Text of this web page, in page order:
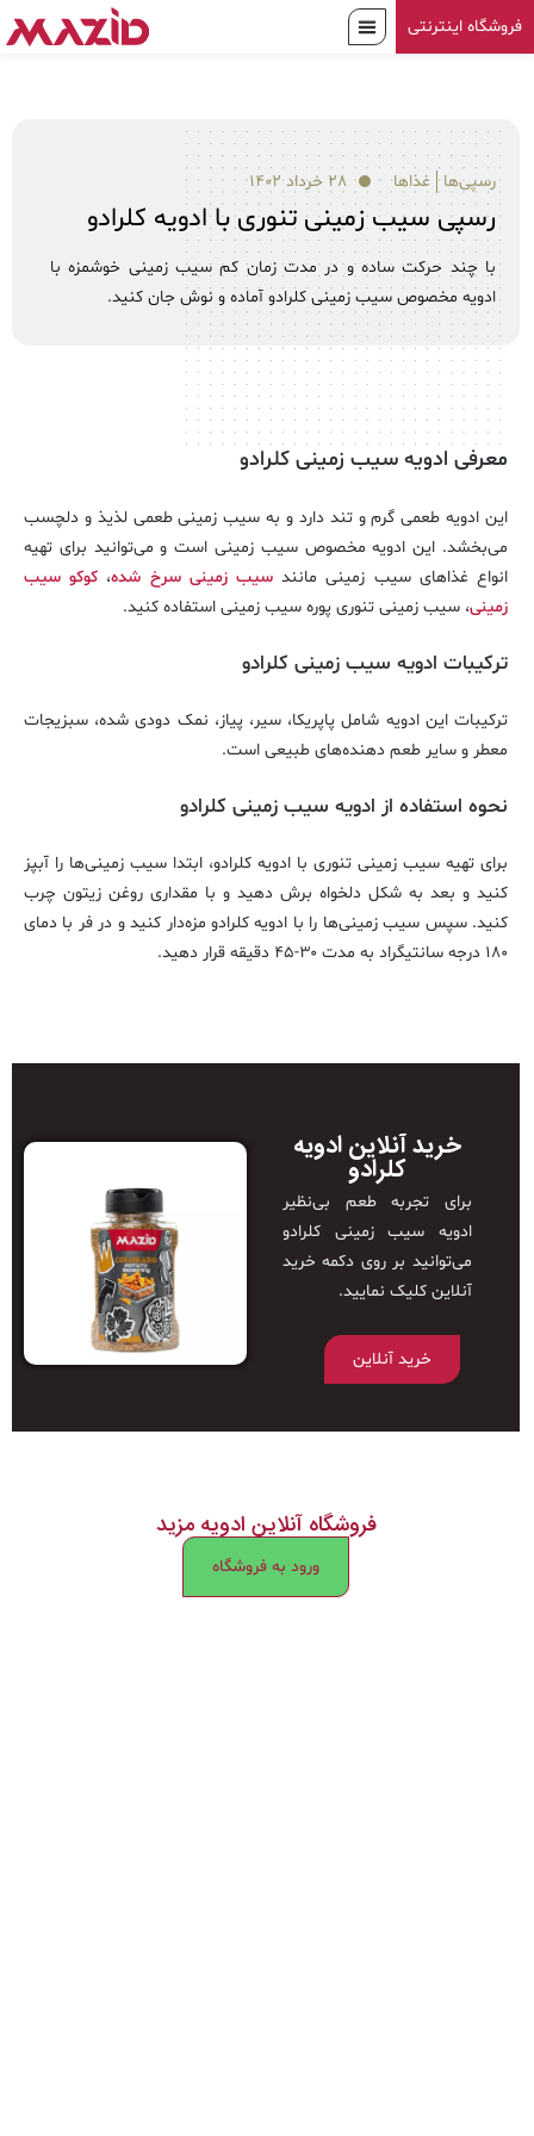
فروشگاه اینترنتی
رسپی‌ها غذاها ۲۸ خرداد ۱۴۰۲
رسپی سیب زمینی تنوری با ادویه کلرادو
با چند حرکت ساده و در مدت زمان کم سیب زمینی خوشمزه با
ادویه مخصوص سیب زمینی کلرادو آماده و نوش جان کنید.
معرفی ادویه سیب زمینی کلرادو
این ادویه طعمی گرم و تند دارد و به سیب زمینی طعمی لذیذ و دلچسب
می‌بخشد. این ادویه مخصوص سیب زمینی است و می‌توانید برای تهیه
انواع غذاهای سیب زمینی مانند سیب زمینی سرخ شده، کوکو سیب
زمینی، سیب زمینی تنوری پوره سیب زمینی استفاده کنید.
ترکیبات ادویه سیب زمینی کلرادو
ترکیبات این ادویه شامل پاپریکا، سیر، پیاز، نمک دودی شده، سبزیجات
معطر و سایر طعم دهنده‌های طبیعی است.
نحوه استفاده از ادویه سیب زمینی کلرادو
برای تهیه سیب زمینی تنوری با ادویه کلرادو، ابتدا سیب زمینی‌ها را آبپز
کنید و بعد به شکل دلخواه برش دهید و با مقداری روغن زیتون چرب
کنید. سپس سیب زمینی‌ها را با ادویه کلرادو مزه‌دار کنید و در فر با دمای
۱۸۰ درجه سانتیگراد به مدت ۳۰-۴۵ دقیقه قرار دهید.
خرید آنلاین ادویه
کلرادو
برای تجربه طعم بی‌نظیر
ادویه سیب زمینی کلرادو
می‌توانید بر روی دکمه خرید
آنلاین کلیک نمایید.
خرید آنلاین
فروشگاه آنلاین ادویه مزید
ورود به فروشگاه